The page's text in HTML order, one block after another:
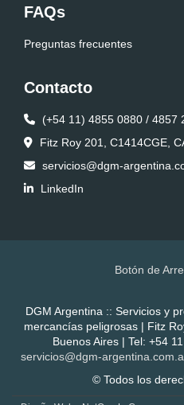
FAQs
Preguntas frecuentes
Contacto
(+54 11) 4855 0880 / 4857
Fitz Roy 201, C1414CGE,
servicios@dgm-
LinkedIn
Botón de
DGM Argentina :: Servicios y
mercancías peligrosas | Fitz
Buenos Aires | Tel: +54
servicios@dgm-
© Todos los